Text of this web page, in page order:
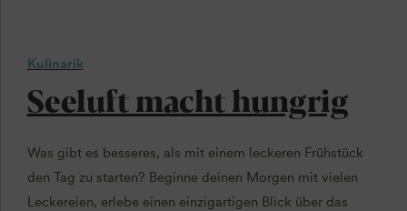
Kulinarik
Seeluft macht hungrig
Was gibt es besseres, als mit einem leckeren Frühstück
den Tag zu starten? Beginne deinen Morgen mit vielen
Leckereien, erlebe einen einzigartigen Blick über das